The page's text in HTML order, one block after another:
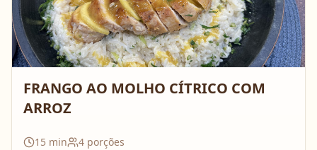
FRANGO AO MOLHO CÍTRICO COM
ARROZ
15 min 4 porções